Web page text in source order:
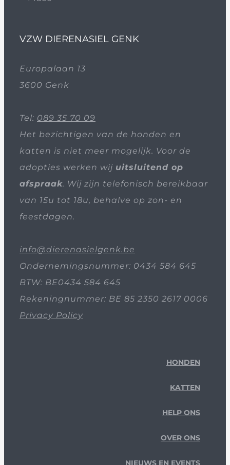
VZW DIERENASIEL GENK
Europalaan 13
3600 Genk
Tel: 089 35 70 09
Het bezichtigen van de honden en
katten is niet meer mogelijk. Voor de
adopties werken wij uitsluitend op
afspraak. Wij zijn telefonisch bereikbaar
van 15u tot 18u, behalve op zon- en
feestdagen.
info@dierenasielgenk.be
Ondernemingsnummer: 0434 584 645
BTW: BE0434 584 645
Rekeningnummer: BE 85 2350 2617 0006
Privacy Policy
HONDEN
KATTEN
HELP ONS
OVER ONS
NIEUWS EN EVENTS